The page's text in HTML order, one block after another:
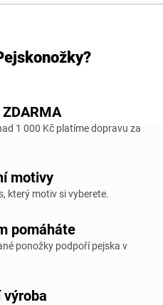
1 000 Kč platíme dopravu za
motivy
který motiv si vyberete.
pomáháte
ponožky podpoří pejska v
výroba